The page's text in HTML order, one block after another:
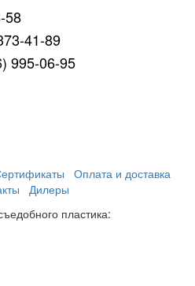
58
41-89
995-06-95
Оплата и доставка
Дилеры
пластика: